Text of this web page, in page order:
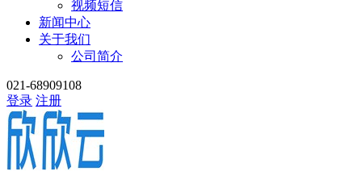
视频短信
新闻中心
关于我们
公司简介
021-68909108
登录 注册